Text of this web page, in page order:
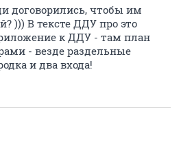
договорились, чтобы им
))) В тексте ДДУ про это
к ДДУ - там план
- везде раздельные
и два входа!